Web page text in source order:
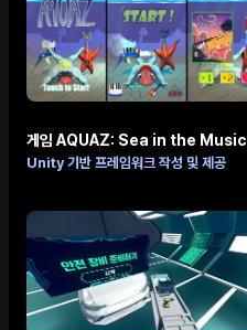
게임 AQUAZ: Sea in the Music
Unity 기반 프레임워크 작성 및 제공